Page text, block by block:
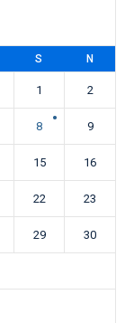
S N
1 2
8 9
15 16
22 23
29 30